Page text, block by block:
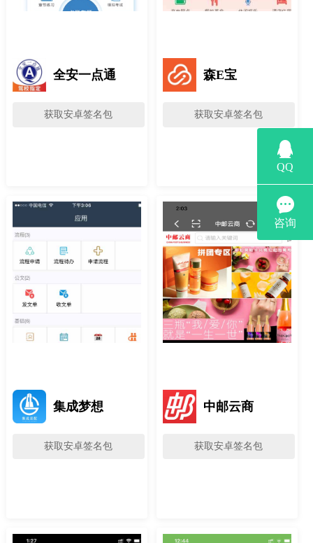
全安一点通
获取安卓签名包
森E宝
获取安卓签名包
集成梦想
获取安卓签名包
中邮云商
获取安卓签名包